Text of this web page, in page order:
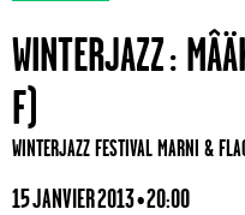
IMG/jpg/
WINTERJAZZ :
F)
WINTERJAZZ FESTIVAL MARNI &
15 JANVIER 2013 • 20:00